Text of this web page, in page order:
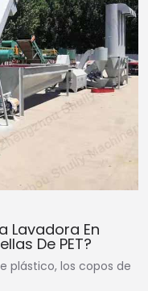
Lavadora En
De PET?
plástico, los copos de